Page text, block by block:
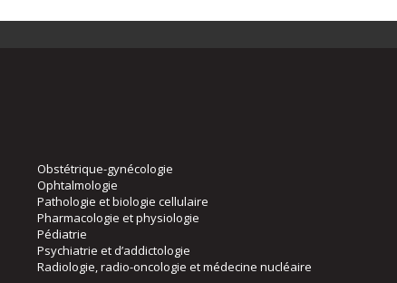
Obstétrique-gynécologie
Ophtalmologie
Pathologie et biologie cellulaire
Pharmacologie et physiologie
Pédiatrie
Psychiatrie et d’addictologie
Radiologie, radio-oncologie et médecine nucléaire